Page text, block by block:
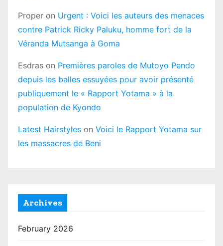
Proper on Urgent : Voici les auteurs des menaces
contre Patrick Ricky Paluku, homme fort de la
Véranda Mutsanga à Goma
Esdras on Premières paroles de Mutoyo Pendo
depuis les balles essuyées pour avoir présenté
publiquement le « Rapport Yotama » à la
population de Kyondo
Latest Hairstyles on Voici le Rapport Yotama sur
les massacres de Beni
Archives
February 2026